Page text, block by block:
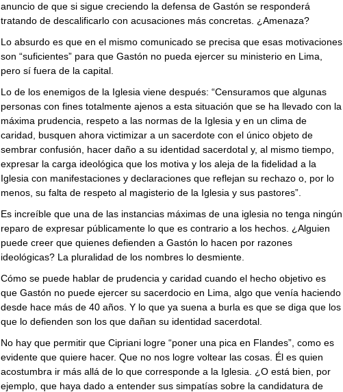
anuncio de que si sigue creciendo la defensa de Gastón se responderá
tratando de descalificarlo con acusaciones más concretas. ¿Amenaza?
Lo absurdo es que en el mismo comunicado se precisa que esas motivaciones
son “suficientes” para que Gastón no pueda ejercer su ministerio en Lima,
pero sí fuera de la capital.
Lo de los enemigos de la Iglesia viene después: “Censuramos que algunas
personas con fines totalmente ajenos a esta situación que se ha llevado con la
máxima prudencia, respeto a las normas de la Iglesia y en un clima de
caridad, busquen ahora victimizar a un sacerdote con el único objeto de
sembrar confusión, hacer daño a su identidad sacerdotal y, al mismo tiempo,
expresar la carga ideológica que los motiva y los aleja de la fidelidad a la
Iglesia con manifestaciones y declaraciones que reflejan su rechazo o, por lo
menos, su falta de respeto al magisterio de la Iglesia y sus pastores”.
Es increíble que una de las instancias máximas de una iglesia no tenga ningún
reparo de expresar públicamente lo que es contrario a los hechos. ¿Alguien
puede creer que quienes defienden a Gastón lo hacen por razones
ideológicas? La pluralidad de los nombres lo desmiente.
Cómo se puede hablar de prudencia y caridad cuando el hecho objetivo es
que Gastón no puede ejercer su sacerdocio en Lima, algo que venía haciendo
desde hace más de 40 años. Y lo que ya suena a burla es que se diga que los
que lo defienden son los que dañan su identidad sacerdotal.
No hay que permitir que Cipriani logre “poner una pica en Flandes”, como es
evidente que quiere hacer. Que no nos logre voltear las cosas. Él es quien
acostumbra ir más allá de lo que corresponde a la Iglesia. ¿O está bien, por
ejemplo, que haya dado a entender sus simpatías sobre la candidatura de